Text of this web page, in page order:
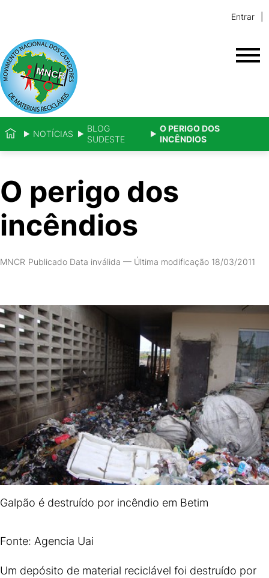
Entrar
NOTÍCIAS
BLOG
SUDESTE
O PERIGO DOS
INCÊNDIOS
O perigo dos
incêndios
MNCR Publicado Data inválida — Última modificação 18/03/2011
Galpão é destruído por incêndio em Betim
Fonte: Agencia Uai
Um depósito de material reciclável foi destruído por